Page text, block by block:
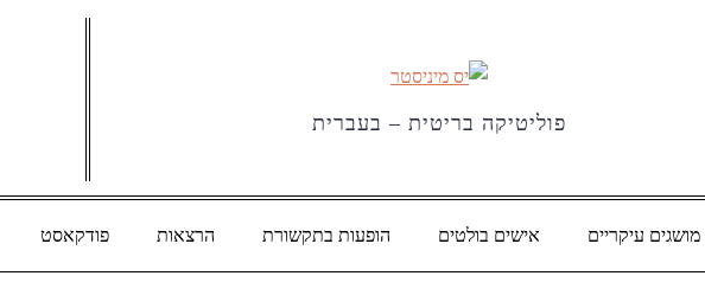
פוליטיקה בריטית – בעברית
מושגים עיקריים אישים בולטים הופעות בתקשורת הרצאות פודקאסט